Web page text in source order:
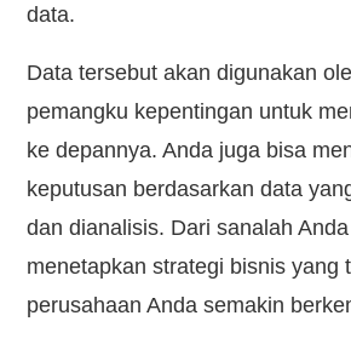
data.
Data tersebut akan digunakan
pemangku kepentingan untuk
ke depannya. Anda juga bisa
keputusan berdasarkan data
dan dianalisis. Dari sanalah
menetapkan strategi bisnis yang
perusahaan Anda semakin